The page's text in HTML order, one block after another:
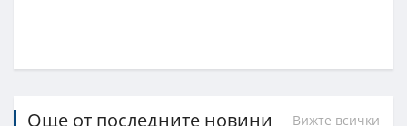
Още от последните новини Вижте всички